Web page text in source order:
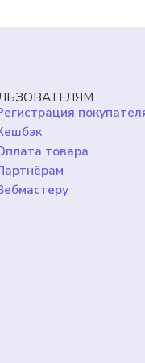
товара